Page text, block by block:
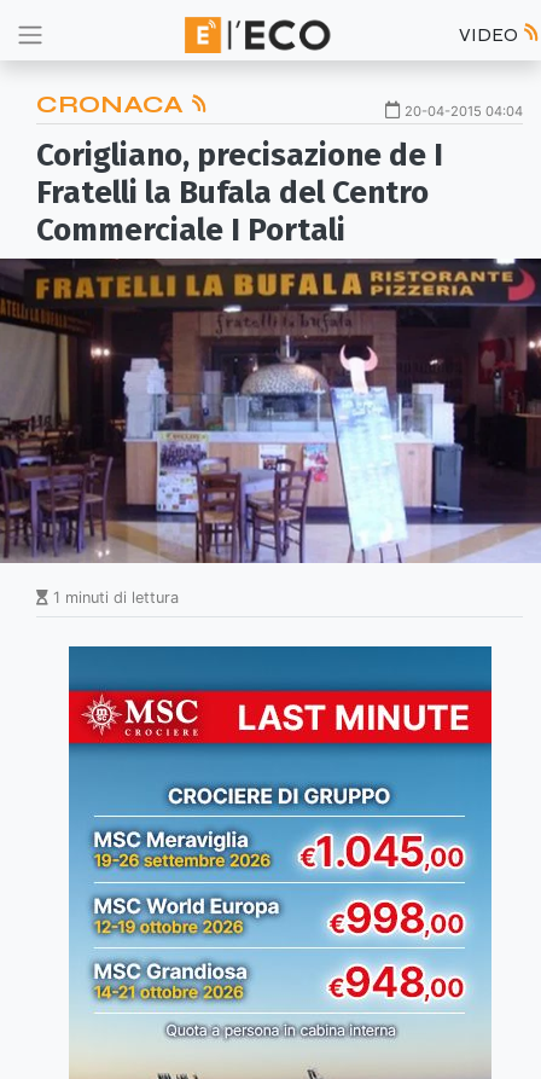
VIDEO
CRONACA 20-04-2015 04:04
Corigliano, precisazione de I
Fratelli la Bufala del Centro
Commerciale I Portali
1 minuti di lettura